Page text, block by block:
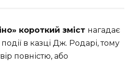
короткий зміст нагадає
в казці Дж. Родарі, тому
повністю, або